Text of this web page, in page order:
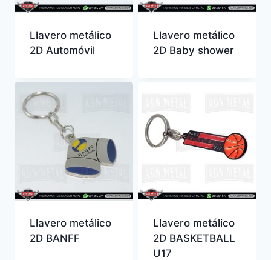
Llavero metálico
2D Automóvil
Llavero metálico
2D Baby shower
Llavero metálico
2D BANFF
Llavero metálico
2D BASKETBALL
U17